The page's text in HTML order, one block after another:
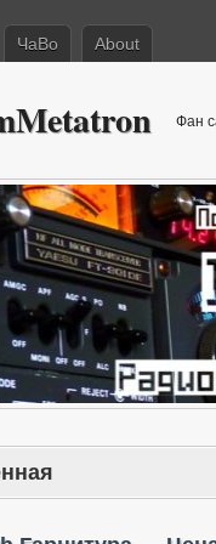
ЧаВо About
Фан